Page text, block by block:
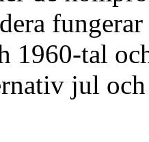
1960-tal
jul